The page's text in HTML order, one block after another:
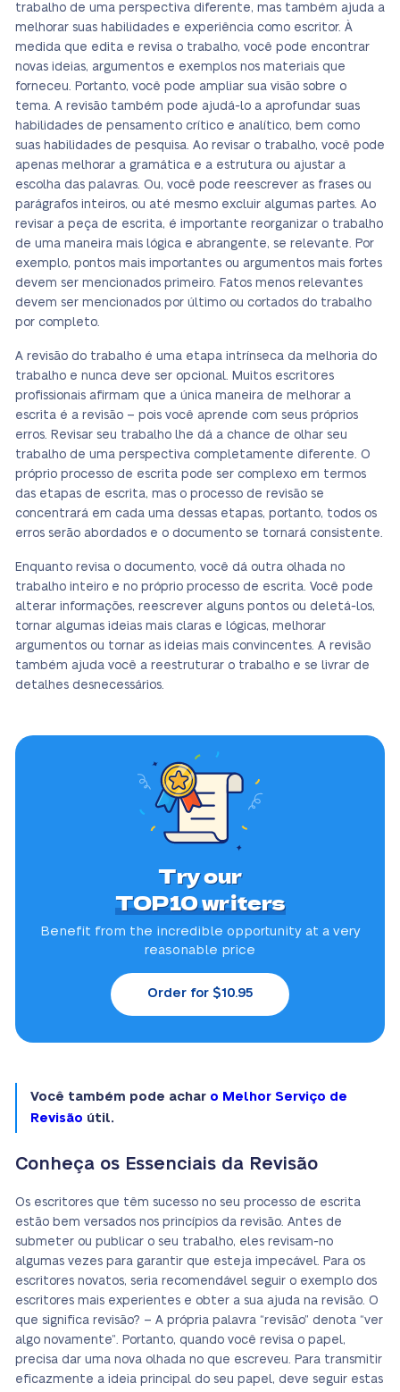
trabalho de uma perspectiva diferente, mas também ajuda a
melhorar suas habilidades e experiência como escritor. À
medida que edita e revisa o trabalho, você pode encontrar
novas ideias, argumentos e exemplos nos materiais que
forneceu. Portanto, você pode ampliar sua visão sobre o
tema. A revisão também pode ajudá-lo a aprofundar suas
habilidades de pensamento crítico e analítico, bem como
suas habilidades de pesquisa. Ao revisar o trabalho, você pode
apenas melhorar a gramática e a estrutura ou ajustar a
escolha das palavras. Ou, você pode reescrever as frases ou
parágrafos inteiros, ou até mesmo excluir algumas partes. Ao
revisar a peça de escrita, é importante reorganizar o trabalho
de uma maneira mais lógica e abrangente, se relevante. Por
exemplo, pontos mais importantes ou argumentos mais fortes
devem ser mencionados primeiro. Fatos menos relevantes
devem ser mencionados por último ou cortados do trabalho
por completo.
A revisão do trabalho é uma etapa intrínseca da melhoria do
trabalho e nunca deve ser opcional. Muitos escritores
profissionais afirmam que a única maneira de melhorar a
escrita é a revisão – pois você aprende com seus próprios
erros. Revisar seu trabalho lhe dá a chance de olhar seu
trabalho de uma perspectiva completamente diferente. O
próprio processo de escrita pode ser complexo em termos
das etapas de escrita, mas o processo de revisão se
concentrará em cada uma dessas etapas, portanto, todos os
erros serão abordados e o documento se tornará consistente.
Enquanto revisa o documento, você dá outra olhada no
trabalho inteiro e no próprio processo de escrita. Você pode
alterar informações, reescrever alguns pontos ou deletá-los,
tornar algumas ideias mais claras e lógicas, melhorar
argumentos ou tornar as ideias mais convincentes. A revisão
também ajuda você a reestruturar o trabalho e se livrar de
detalhes desnecessários.
Try our
TOP10 writers
Benefit from the incredible opportunity at a very
reasonable price
Order for $10.95
Você também pode achar o Melhor Serviço de
Revisão útil.
Conheça os Essenciais da Revisão
Os escritores que têm sucesso no seu processo de escrita
estão bem versados nos princípios da revisão. Antes de
submeter ou publicar o seu trabalho, eles revisam-no
algumas vezes para garantir que esteja impecável. Para os
escritores novatos, seria recomendável seguir o exemplo dos
escritores mais experientes e obter a sua ajuda na revisão. O
que significa revisão? – A própria palavra “revisão” denota “ver
algo novamente”. Portanto, quando você revisa o papel,
precisa dar uma nova olhada no que escreveu. Para transmitir
eficazmente a ideia principal do seu papel, deve seguir estas